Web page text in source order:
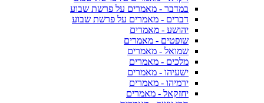
במדבר - מאמרים על פרשת שבוע
דברים - מאמרים על פרשת שבוע
יהושע - מאמרים
שופטים - מאמרים
שמואל - מאמרים
מלכים - מאמרים
ישעיהו - מאמרים
ירמיהו - מאמרים
יחזקאל - מאמרים